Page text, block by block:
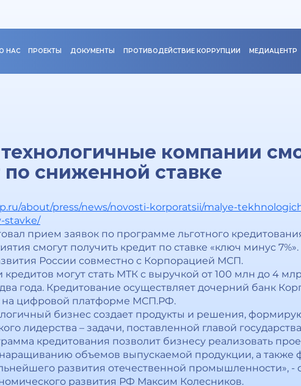
НАС ПРОЕКТЫ ДОКУМЕНТЫ ПРОТИВОДЕЙСТВИЕ КОРРУПЦИИ МЕДИАЦЕНТР
компании
по сниженной ставке
about/press/news/novosti-korporatsii/malye-
stavke/
прием заявок по программе льготного
смогут получить кредит по ставке «ключ минус
России совместно с Корпорацией МСП.
кредитов могут стать МТК с выручкой от 100 млн до 4
два года. Кредитование осуществляет дочерний банк
на цифровой платформе МСП.РФ.
бизнес создает продукты и решения,
лидерства – задачи, поставленной главой
кредитования позволит бизнесу реализовать
объемов выпускаемой продукции, а также
развития отечественной промышленности», -
развития РФ Максим Колесников.